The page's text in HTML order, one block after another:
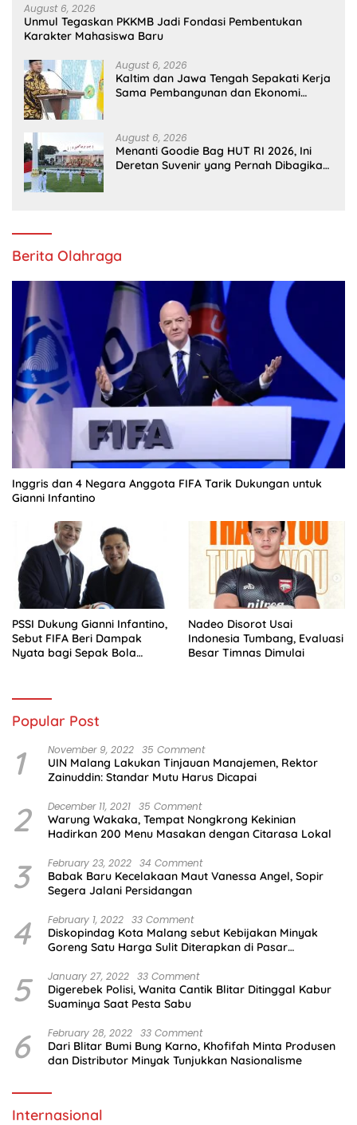
August 6, 2026
Unmul Tegaskan PKKMB Jadi Fondasi Pembentukan
Karakter Mahasiswa Baru
August 6, 2026
Kaltim dan Jawa Tengah Sepakati Kerja
Sama Pembangunan dan Ekonomi
August 6, 2026
Menanti Goodie Bag HUT RI 2026, Ini
Deretan Suvenir yang Pernah Dibagikan
Berita Olahraga
Inggris dan 4 Negara Anggota FIFA Tarik Dukungan untuk
Gianni Infantino
PSSI Dukung Gianni Infantino,
Sebut FIFA Beri Dampak
Nyata bagi Sepak Bola
Nadeo Disorot Usai
Indonesia Tumbang, Evaluasi
Besar Timnas Dimulai
Popular Post
1 November 9, 2022 35 Comment
UIN Malang Lakukan Tinjauan Manajemen, Rektor
Zainuddin: Standar Mutu Harus Dicapai
2 December 11, 2021 35 Comment
Warung Wakaka, Tempat Nongkrong Kekinian
Hadirkan 200 Menu Masakan dengan Citarasa Lokal
3 February 23, 2022 34 Comment
Babak Baru Kecelakaan Maut Vanessa Angel, Sopir
Segera Jalani Persidangan
4 February 1, 2022 33 Comment
Diskopindag Kota Malang sebut Kebijakan Minyak
Goreng Satu Harga Sulit Diterapkan di Pasar
5 January 27, 2022 33 Comment
Digerebek Polisi, Wanita Cantik Blitar Ditinggal Kabur
Suaminya Saat Pesta Sabu
6 February 28, 2022 33 Comment
Dari Blitar Bumi Bung Karno, Khofifah Minta Produsen
dan Distributor Minyak Tunjukkan Nasionalisme
Internasional